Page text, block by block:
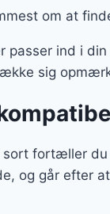
om at
ind i
sig
fortæller
og går efter